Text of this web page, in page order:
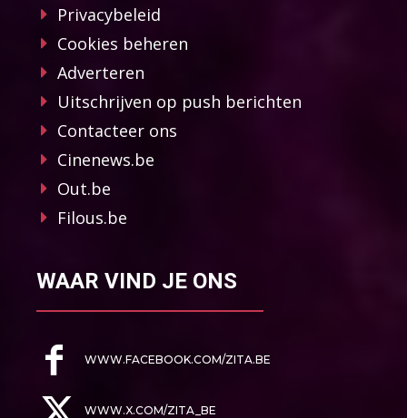
Privacybeleid
Cookies beheren
Adverteren
Uitschrijven op push berichten
Contacteer ons
Cinenews.be
Out.be
Filous.be
WAAR VIND JE ONS
WWW.FACEBOOK.COM/ZITA.BE
WWW.X.COM/ZITA_BE